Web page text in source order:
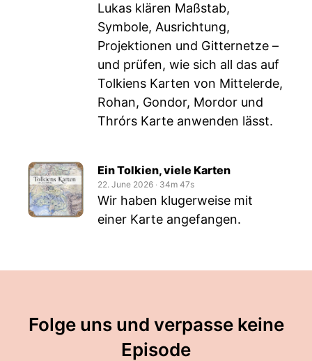
Lukas klären Maßstab,
Symbole, Ausrichtung,
Projektionen und Gitternetze –
und prüfen, wie sich all das auf
Tolkiens Karten von Mittelerde,
Rohan, Gondor, Mordor und
Thrórs Karte anwenden lässt.
Ein Tolkien, viele Karten
22. June 2026 ‧ 34m 47s
Wir haben klugerweise mit
einer Karte angefangen.
Folge uns und verpasse keine
Episode